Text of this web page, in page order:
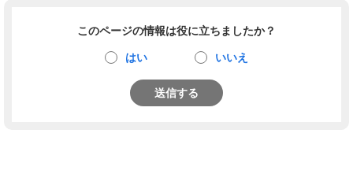
このページの情報は役に立ちましたか？
はい いいえ
送信する